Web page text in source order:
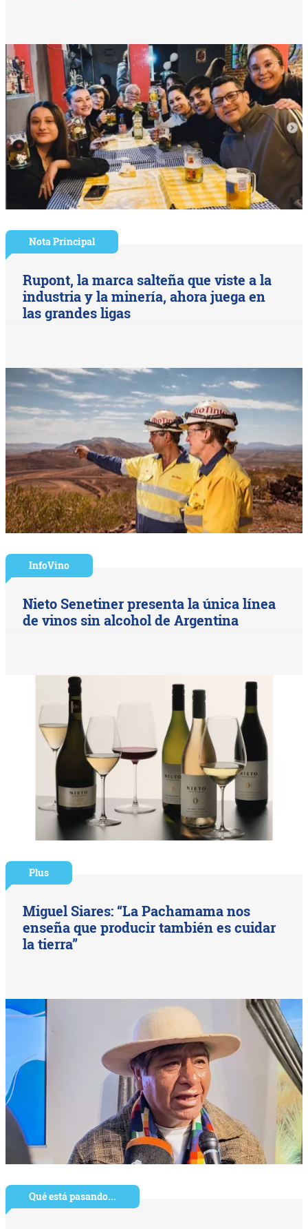
Nota Principal
Rupont, la marca salteña que viste a la
industria y la minería, ahora juega en
las grandes ligas
InfoVino
Nieto Senetiner presenta la única línea
de vinos sin alcohol de Argentina
Plus
Miguel Siares: “La Pachamama nos
enseña que producir también es cuidar
la tierra”
Qué está pasando...